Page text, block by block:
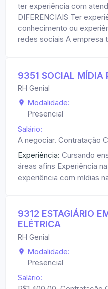
ter experiência com
DIFERENCIAIS Ter
conhecimento ou
redes sociais A empresa
9351 SOCIAL MÍDIA
RH Genial
Modalidade:
Presencial
Salário:
A negociar. Contratação
Experiência: Cursando
áreas afins Experiência
experiência com mídias
9312 ESTAGIÁRIO
ELÉTRICA
RH Genial
Modalidade:
Presencial
Salário: